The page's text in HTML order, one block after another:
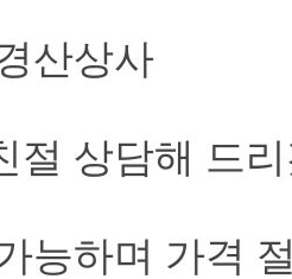
산상사
절 상담해 드
능하며 가격